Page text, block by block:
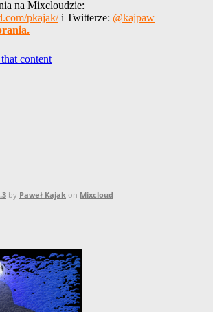
na Mixcloudzie:
pkajak/i Twitterze: @kajpaw
by Paweł Kajak on Mixcloud